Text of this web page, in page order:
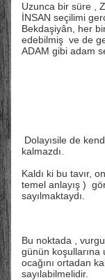
Uzunca bir süre ,
İNSAN seçilimi
Bekdaşiyân, her
edebilmiş ve de
ADAM gibi adam
Dolayısile de
kalmazdı.
Kaldı ki bu tavır,
temel anlayış )
sayılmaktaydı.
Bu noktada ,
günün koşullarına
ocağını ortadan
sayılabilmelidir.